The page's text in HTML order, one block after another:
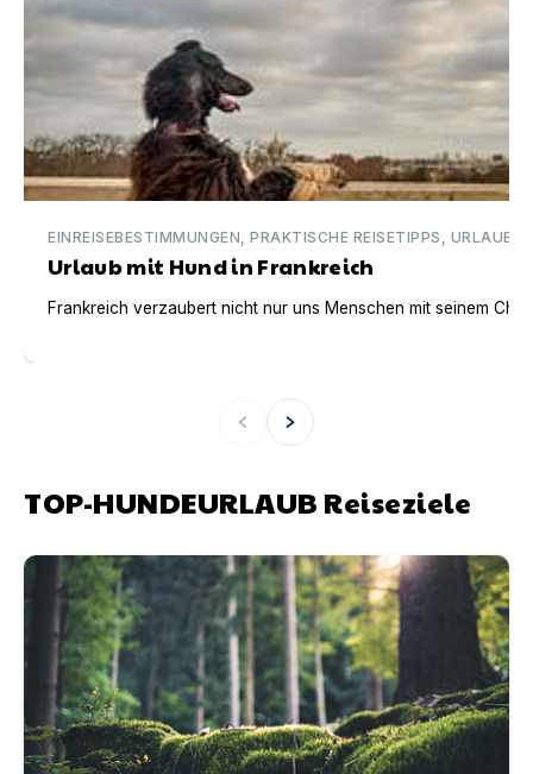
EINREISEBESTIMMUNGEN, PRAKTISCHE REISETIPPS,
Urlaub mit Hund in Frankreich
Frankreich verzaubert nicht nur uns Menschen mit seinem
TOP-HUNDEURLAUB Reiseziele